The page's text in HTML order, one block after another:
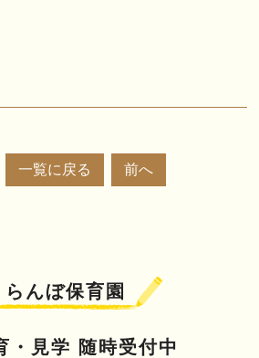
一覧に戻る 前へ
らんぼ保育園
・見学 随時受付中